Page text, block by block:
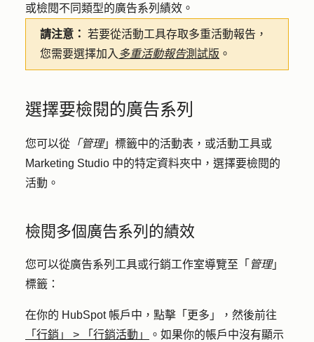
或檢閱不同類型的廣告系列績效。
請注意： 若要從活動工具存取多重活動報告，
您需要選擇加入 多重活動報告測試版 。
選擇要檢閱的廣告系列
您可以從 「管理」標籤中的活動表，或活動工具或
Marketing Studio 中的特定資料夾中，選擇要檢閱的
活動。
檢閱多個廣告系列的績效
您可以從廣告系列工具或行銷工作室導覽至「 管理」
標籤：
在你的 HubSpot 帳戶中，點擊 「更多」
，然後前往
「行銷」
> 「行銷活動」
。如果你的帳戶中沒有顯示